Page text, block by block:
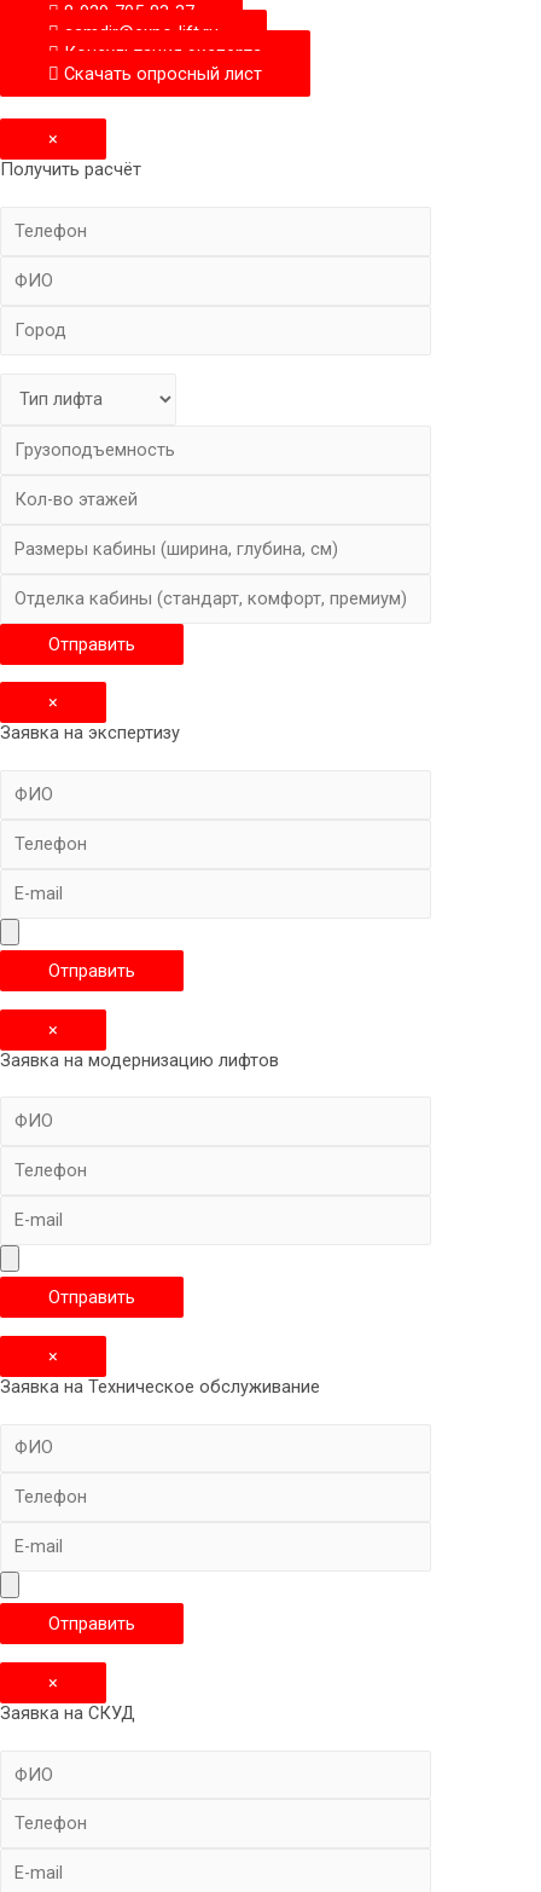
8-929-705-83-37
samdir@expo-lift.ru
Консультация эксперта
Скачать опросный лиcт
×
Получить расчёт
×
Заявка на экспертизу
×
Заявка на модернизацию лифтов
×
Заявка на Техническое обслуживание
×
Заявка на СКУД